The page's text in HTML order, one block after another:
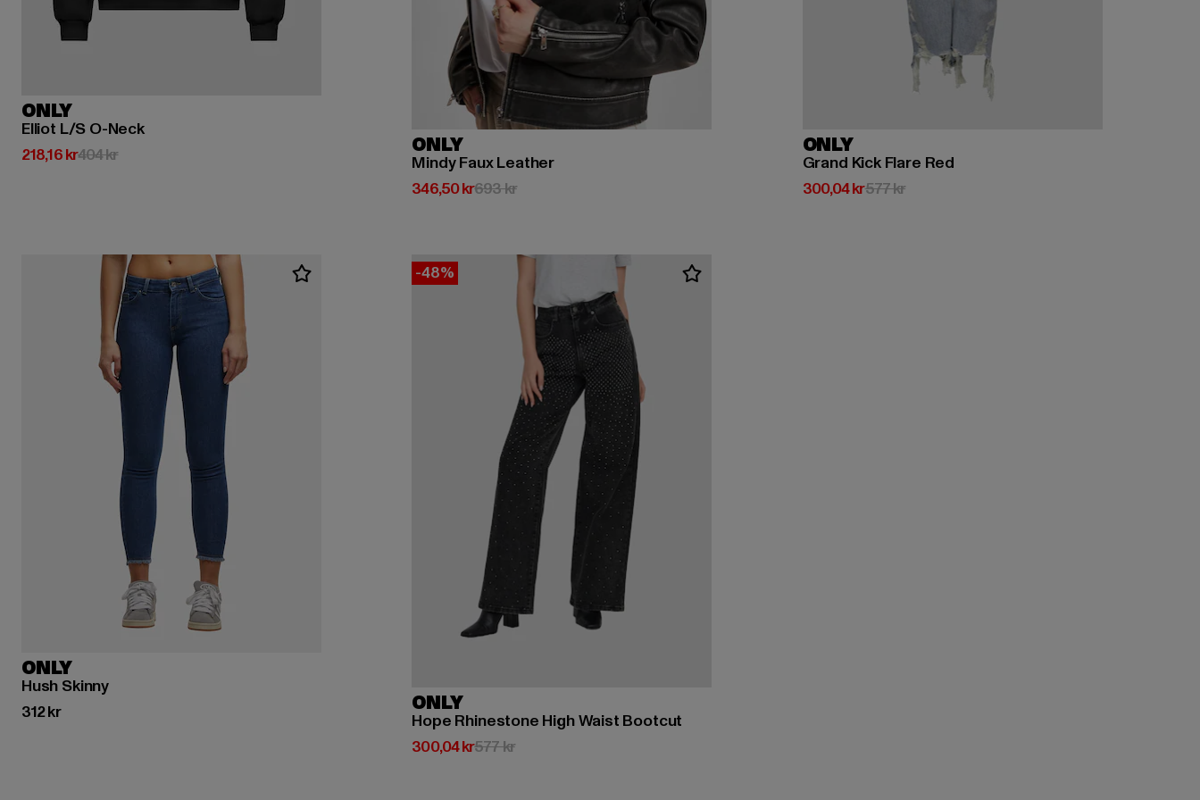
ONLY
Elliot L/S O-Neck
218,16 kr
Nuvarande pris: 218,16 kr
404 krKampanjpris: 404 kr ONLY
Mindy Faux Leather
346,50 kr
Nuvarande pris: 346,50 kr
693 krKampanjpris: 693 kr
ONLY
Grand Kick Flare Red
300,04 kr
Nuvarande pris: 300,04 kr
577 krKampanjpris: 577 kr
ONLY
Hush Skinny
312 kr
Nuvarande pris: 312 kr
-48%
ONLY
Hope Rhinestone High Waist Bootcut
300,04 kr
Nuvarande pris: 300,04 kr
577 krKampanjpris: 577 kr